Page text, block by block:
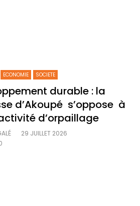
ECONOMIE SOCIETE
durable : la
d’Akoupé s’oppose à
d’orpaillage
29 JUILLET 2026